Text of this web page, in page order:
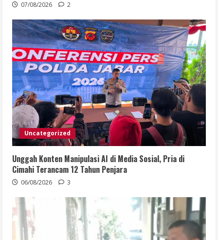
07/08/2026 2
Uncategorized
Unggah Konten Manipulasi AI di Media Sosial, Pria di
Cimahi Terancam 12 Tahun Penjara
06/08/2026 3